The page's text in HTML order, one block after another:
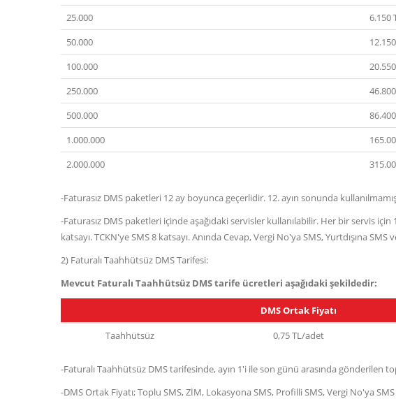
25.000
6.150
50.000
100.000
250.000
500.000
1.000.000
2.000.000
-Faturasız DMS paketleri 12 ay boyunca geçerlidir. 12. ayın sonunda
-Faturasız DMS paketleri içinde aşağıdaki servisler kullanılabilir. Her bir servis
katsayı. TCKN'ye SMS 8 katsayı. Anında Cevap, Vergi No'ya SMS, Yurtdışına
2) Faturalı Taahhütsüz DMS Tarifesi:
Mevcut Faturalı Taahhütsüz DMS tarife ücretleri aşağıdaki şekildedir:
DMS Ortak Fiyatı
Taahhütsüz
0,75 TL/adet
-Faturalı Taahhütsüz DMS tarifesinde, ayın 1'i ile son günü arasında
-DMS Ortak Fiyatı; Toplu SMS, ZİM, Lokasyona SMS, Profilli SMS, Vergi No'ya